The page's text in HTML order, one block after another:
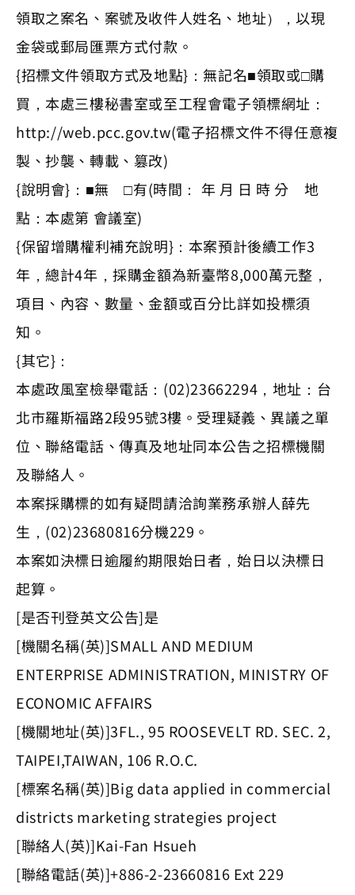
領取之案名、案號及收件人姓名、地址），以現
金袋或郵局匯票方式付款。
{招標文件領取方式及地點}：無記名■領取或□購
買，本處三樓秘書室或至工程會電子領標網址：
http://web.pcc.gov.tw(電子招標文件不得任意複
製、抄襲、轉載、篡改)
{說明會}：■無 □有(時間： 年 月 日 時 分 地
點：本處第 會議室)
{保留增購權利補充說明}：本案預計後續工作3
年，總計4年，採購金額為新臺幣8,000萬元整，
項目、內容、數量、金額或百分比詳如投標須
知。
{其它}：
本處政風室檢舉電話：(02)23662294，地址：台
北市羅斯福路2段95號3樓。受理疑義、異議之單
位、聯絡電話、傳真及地址同本公告之招標機關
及聯絡人。
本案採購標的如有疑問請洽詢業務承辦人薛先
生，(02)23680816分機229。
本案如決標日逾履約期限始日者，始日以決標日
起算。
[是否刊登英文公告]是
[機關名稱(英)]SMALL AND MEDIUM
ENTERPRISE ADMINISTRATION, MINISTRY OF
ECONOMIC AFFAIRS
[機關地址(英)]3FL., 95 ROOSEVELT RD. SEC. 2,
TAIPEI,TAIWAN, 106 R.O.C.
[標案名稱(英)]Big data applied in commercial
districts marketing strategies project
[聯絡人(英)]Kai-Fan Hsueh
[聯絡電話(英)]+886-2-23660816 Ext 229